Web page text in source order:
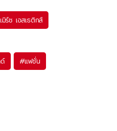
เมิร์ซ เอสเธติกส์
#แฟชั่น